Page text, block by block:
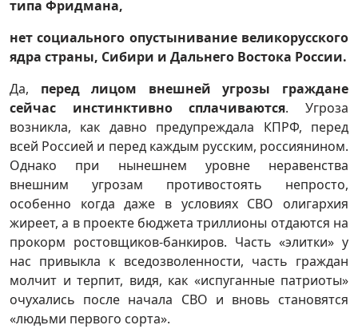
типа Фридмана,
нет социального опустынивание великорусского
ядра страны, Сибири и Дальнего Востока России.
Да, перед лицом внешней угрозы граждане
сейчас инстинктивно сплачиваются. Угроза
возникла, как давно предупреждала КПРФ, перед
всей Россией и перед каждым русским, россиянином.
Однако при нынешнем уровне неравенства
внешним угрозам противостоять непросто,
особенно когда даже в условиях СВО олигархия
жиреет, а в проекте бюджета триллионы отдаются на
прокорм ростовщиков-банкиров. Часть «элитки» у
нас привыкла к вседозволенности, часть граждан
молчит и терпит, видя, как «испуганные патриоты»
очухались после начала СВО и вновь становятся
«людьми первого сорта».